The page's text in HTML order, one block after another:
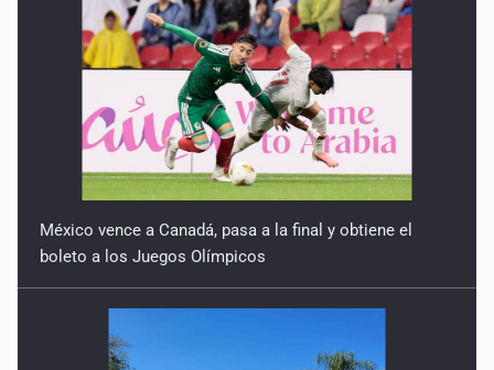
México vence a Canadá, pasa a la final y obtiene el
boleto a los Juegos Olímpicos